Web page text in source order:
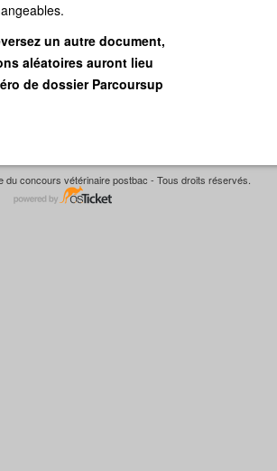
un autre document,
aléatoires auront lieu
de dossier Parcoursup
du concours vétérinaire postbac - Tous droits réservés.